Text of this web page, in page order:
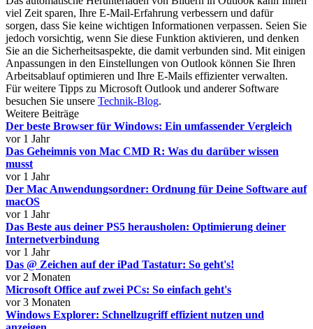
viel Zeit sparen, Ihre E-Mail-Erfahrung verbessern und dafür
sorgen, dass Sie keine wichtigen Informationen verpassen. Seien Sie
jedoch vorsichtig, wenn Sie diese Funktion aktivieren, und denken
Sie an die Sicherheitsaspekte, die damit verbunden sind. Mit einigen
Anpassungen in den Einstellungen von Outlook können Sie Ihren
Arbeitsablauf optimieren und Ihre E-Mails effizienter verwalten.
Für weitere Tipps zu Microsoft Outlook und anderer Software
besuchen Sie unsere Technik-Blog.
Weitere Beiträge
Der beste Browser für Windows: Ein umfassender Vergleich
vor 1 Jahr
Das Geheimnis von Mac CMD R: Was du darüber wissen
musst
vor 1 Jahr
Der Mac Anwendungsordner: Ordnung für Deine Software auf
macOS
vor 1 Jahr
Das Beste aus deiner PS5 herausholen: Optimierung deiner
Internetverbindung
vor 1 Jahr
Das @ Zeichen auf der iPad Tastatur: So geht's!
vor 2 Monaten
Microsoft Office auf zwei PCs: So einfach geht's
vor 3 Monaten
Windows Explorer: Schnellzugriff effizient nutzen und